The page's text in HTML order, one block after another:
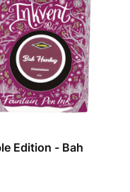
Edition - Bah